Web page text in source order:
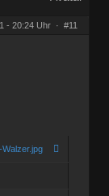
- 20:24 Uhr · #11